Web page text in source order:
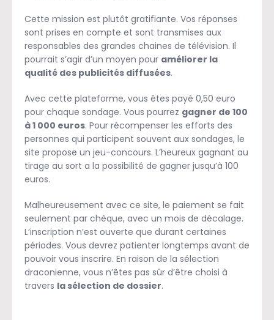
Cette mission est plutôt gratifiante. Vos réponses
sont prises en compte et sont transmises aux
responsables des grandes chaines de télévision. Il
pourrait s’agir d’un moyen pour améliorer la
qualité des publicités diffusées.
Avec cette plateforme, vous êtes payé 0,50 euro
pour chaque sondage. Vous pourrez gagner de 100
à 1 000 euros. Pour récompenser les efforts des
personnes qui participent souvent aux sondages, le
site propose un jeu-concours. L’heureux gagnant au
tirage au sort a la possibilité de gagner jusqu’à 100
euros.
Malheureusement avec ce site, le paiement se fait
seulement par chèque, avec un mois de décalage.
L’inscription n’est ouverte que durant certaines
périodes. Vous devrez patienter longtemps avant de
pouvoir vous inscrire. En raison de la sélection
draconienne, vous n’êtes pas sûr d’être choisi à
travers la sélection de dossier.